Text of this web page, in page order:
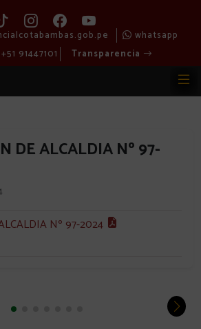
whatsapp
+51 91447101 Transparencia
DE ALCALDIA Nº 97-
Nº 97-2024